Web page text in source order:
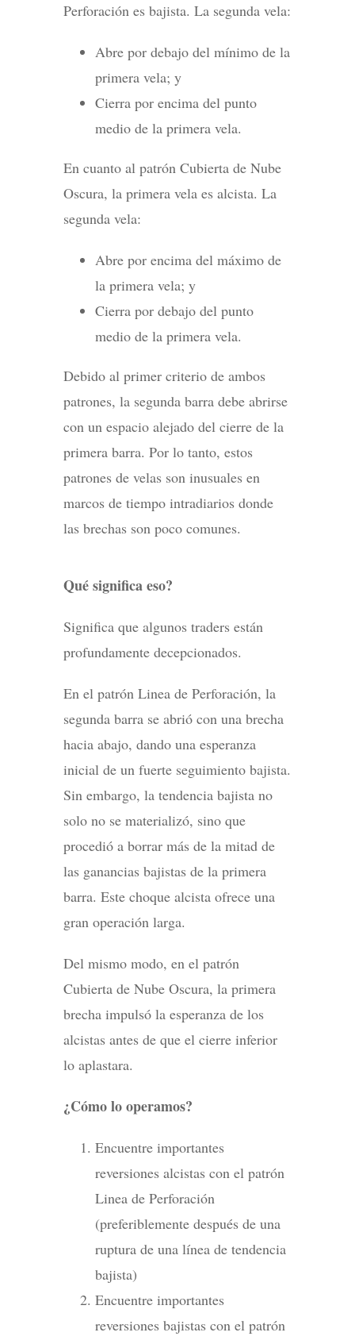
Perforación es bajista. La segunda vela:
Abre por debajo del mínimo de la
primera vela; y
Cierra por encima del punto
medio de la primera vela.
En cuanto al patrón Cubierta de Nube
Oscura, la primera vela es alcista. La
segunda vela:
Abre por encima del máximo de
la primera vela; y
Cierra por debajo del punto
medio de la primera vela.
Debido al primer criterio de ambos
patrones, la segunda barra debe abrirse
con un espacio alejado del cierre de la
primera barra. Por lo tanto, estos
patrones de velas son inusuales en
marcos de tiempo intradiarios donde
las brechas son poco comunes.
Qué significa eso?
Significa que algunos traders están
profundamente decepcionados.
En el patrón Linea de Perforación, la
segunda barra se abrió con una brecha
hacia abajo, dando una esperanza
inicial de un fuerte seguimiento bajista.
Sin embargo, la tendencia bajista no
solo no se materializó, sino que
procedió a borrar más de la mitad de
las ganancias bajistas de la primera
barra. Este choque alcista ofrece una
gran operación larga.
Del mismo modo, en el patrón
Cubierta de Nube Oscura, la primera
brecha impulsó la esperanza de los
alcistas antes de que el cierre inferior
lo aplastara.
¿Cómo lo operamos?
Encuentre importantes
reversiones alcistas con el patrón
Linea de Perforación
(preferiblemente después de una
ruptura de una línea de tendencia
bajista)
Encuentre importantes
reversiones bajistas con el patrón